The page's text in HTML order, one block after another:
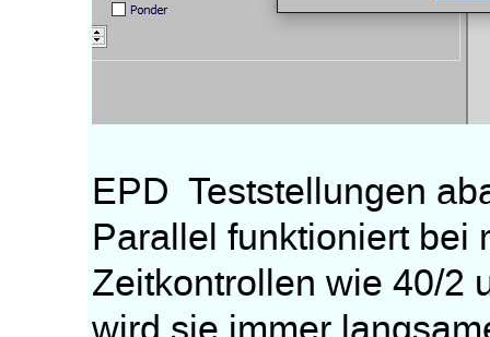
EPD Teststellungen
Parallel funktioniert bei
Zeitkontrollen wie 40/2